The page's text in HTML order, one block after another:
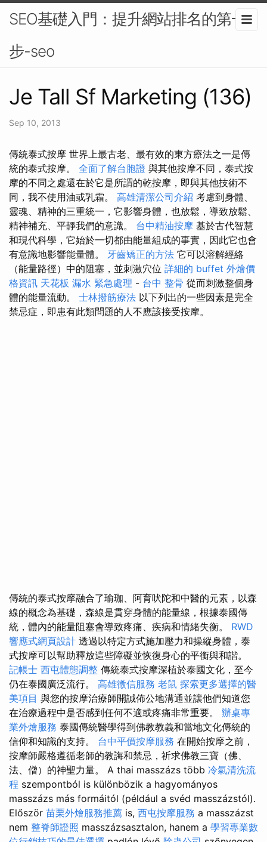
SEO基礎入門：提升網站排名的第一
步-seo
Je Tall Sf Marketing (136)
Sep 10, 2013
傳統泰式按摩 世界上最古老、最有效的東方療法之一是傳
統的泰式按摩。 全面了解台胞證 與其他按摩不同，泰式按
摩的不同之處還在於它是所謂的乾按摩，即與其他技術不
同，我不使用油或乳霜。 高雄清潔公司介紹 考慮到身體、
靈魂、精神的三重統一，它影響身體，也放鬆，導致放鬆、
精神補充、平靜我們的意識。 台中精油按摩 基於古代智慧
和現代科學，它始於一切都由能量組成的事實，因此它也會
有意識地影響能量體。 牙齒矯正的方法 它可以溶解經絡
（能量路徑）中的阻塞，並刺激穴位 詳細的 buffet 外燴價
格資訊 天花板 漏水 緊急處理 - 台中 整骨 從而刺激整個身
體的能量流動。 士林撥筋療法 以下列出的一些因素是完全
禁忌症，即患有此類問題的人不應該接受按摩。
傳統的泰式按摩融合了瑜珈、阿育吠陀和中醫的元素，以森
線的概念為基礎，森線是貫穿身體的能量線，根據泰國傳
統，體內的能量阻塞會導致疼痛、疾病和情緒失衡。 RWD
響應式網頁設計 透過以特定方式施加壓力和操縱身體，泰
式按摩可以幫助釋放這些障礙並恢復身心的平衡與和諧。
記帳士 西屯體態調整 傳統泰式按摩深植於泰國文化，至今
仍在泰國廣泛流行。 高雄徵信服務 老鼠 探索更多選擇的醫
美項目 與您的按摩治療師開誠佈公地溝通並讓他們知道您
在治療過程中是否感到任何不適或疼痛非常重要。 辦桌專
業外燴服務 泰國傳統醫學得到佛教教義和當地文化傳統的
信仰和知識的支持。 台中平價按摩服務 在開始按摩之前，
按摩師嚴格遵循老師的教誨和禁忌，祈求佛教三寶（佛、
法、僧）的神聖力量。 A thai masszázs több 冷氣清洗流
程 szempontból is különbözik a hagyományos
masszázs más formáitól (például a svéd masszázstól).
Először 苗栗外燴服務推薦 is, 西屯按摩服務 a masszázst
nem 整脊師證照 masszázsasztalon, hanem a 學習專業數